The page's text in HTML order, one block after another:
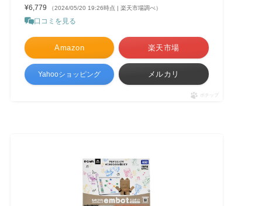
¥6,779
（2024/05/20 19:26時点 | 楽天市場調べ）
口コミを見る
Amazon 楽天市場
Yahooショッピング メルカリ
ポチップ